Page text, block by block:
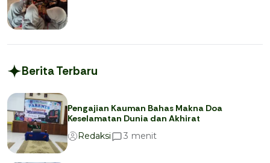
Berita Terbaru
Pengajian Kauman Bahas Makna Doa
Keselamatan Dunia dan Akhirat
Redaksi
3 menit